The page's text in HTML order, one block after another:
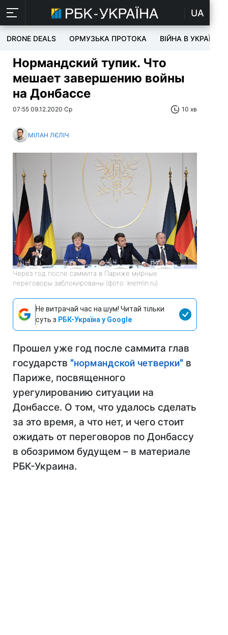
UA
DRONE DEALS ОРМУЗЬКА ПРОТОКА ВІЙНА В УКРАЇНІ
Нормандский тупик. Что
мешает завершению войны
на Донбассе
07:55 09.12.2020 Ср 10 хв
МІЛАН ЛЄЛІЧ
Через год после саммита в Париже мирные
переговоры заблокированы (фото: kremlin.ru)
Не витрачай час на шум! Читай тільки
суть з РБК-Україна у Google
Прошел уже год после саммита глав
государств "нормандской четверки" в
Париже, посвященного
урегулированию ситуации на
Донбассе. О том, что удалось сделать
за это время, а что нет, и чего стоит
ожидать от переговоров по Донбассу
в обозримом будущем – в материале
РБК-Украина.